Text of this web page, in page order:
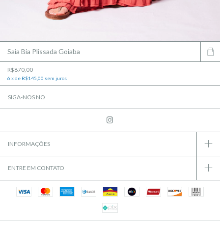
Saia Bia Plissada Goiaba
R$870,00
6 xde R$145,00 sem juros
SIGA-NOS NO
INFORMAÇÕES
ENTRE EM CONTATO